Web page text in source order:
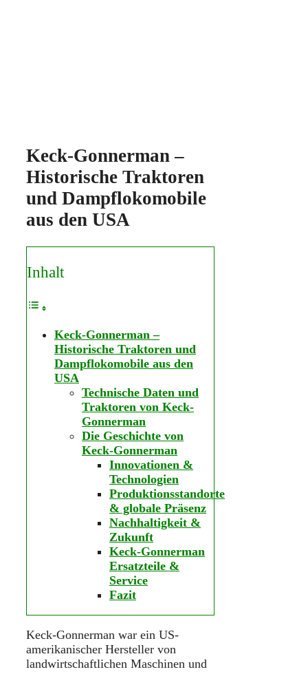
Keck-Gonnerman –
Historische Traktoren
und Dampflokomobile
aus den USA
Inhalt
Keck-Gonnerman –
Historische Traktoren und
Dampflokomobile aus den
USA
Technische Daten und
Traktoren von Keck-
Gonnerman
Die Geschichte von
Keck-Gonnerman
Innovationen &
Technologien
Produktionsstandorte
& globale Präsenz
Nachhaltigkeit &
Zukunft
Keck-Gonnerman
Ersatzteile &
Service
Fazit
Keck-Gonnerman war ein US-
amerikanischer Hersteller von
landwirtschaftlichen Maschinen und